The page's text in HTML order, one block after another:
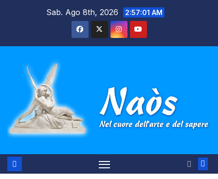
Sab. Ago 8th, 2026 2:57:02 AM